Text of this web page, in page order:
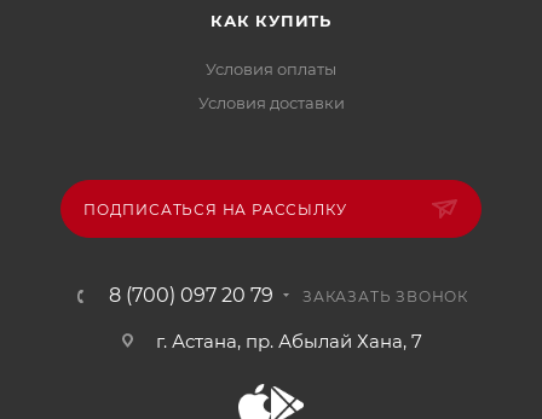
КАК КУПИТЬ
Условия оплаты
Условия доставки
ПОДПИСАТЬСЯ НА РАССЫЛКУ
8 (700) 097 20 79 ЗАКАЗАТЬ ЗВОНОК
г. Астана, пр. Абылай Хана, 7